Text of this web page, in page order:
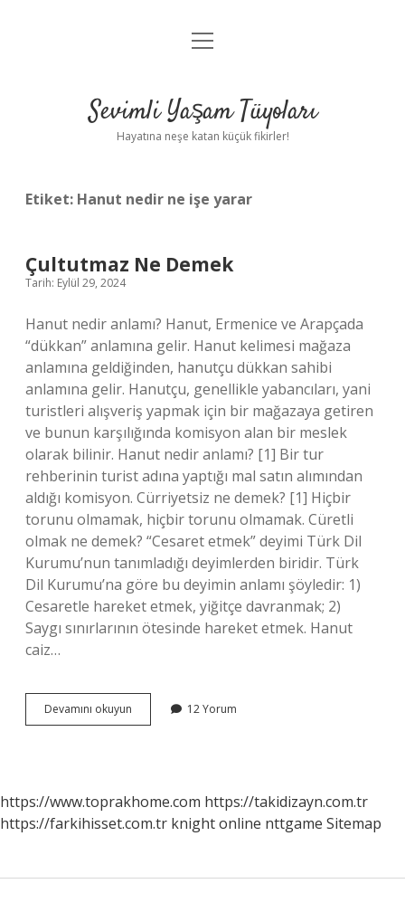
Anasayfa
Yasal Uyarı
menüyü
Sevimli Yaşam Tüyoları
Hayatına neşe katan küçük fikirler!
Etiket: Hanut nedir ne işe yarar
Çultutmaz Ne Demek
Tarih: Eylül 29, 2024
Hanut nedir anlamı? Hanut, Ermenice ve Arapçada
“dükkan” anlamına gelir. Hanut kelimesi mağaza
anlamına geldiğinden, hanutçu dükkan sahibi
anlamına gelir. Hanutçu, genellikle yabancıları, yani
turistleri alışveriş yapmak için bir mağazaya getiren
ve bunun karşılığında komisyon alan bir meslek
olarak bilinir. Hanut nedir anlamı? [1] Bir tur
rehberinin turist adına yaptığı mal satın alımından
aldığı komisyon. Cürriyetsiz ne demek? [1] Hiçbir
torunu olmamak, hiçbir torunu olmamak. Cüretli
olmak ne demek? “Cesaret etmek” deyimi Türk Dil
Kurumu’nun tanımladığı deyimlerden biridir. Türk
Dil Kurumu’na göre bu deyimin anlamı şöyledir: 1)
Cesaretle hareket etmek, yiğitçe davranmak; 2)
Saygı sınırlarının ötesinde hareket etmek. Hanut
caiz…
Devamını okuyun Çultutmaz
Ne
12 Yorum
https://www.toprakhome.com https://takidizayn.com.tr
https://farkihisset.com.tr knight online nttgame Sitemap